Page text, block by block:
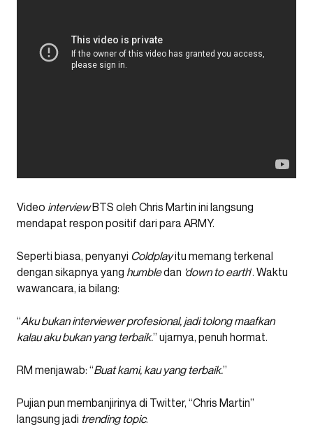
Video interviewBTS oleh Chris Martin ini langsung
mendapat respon positif dari para ARMY.
Seperti biasa, penyanyi Coldplayitu memang terkenal
dengan sikapnya yang humbledan ‘down to earth‘. Waktu
wawancara, ia bilang:
“Aku bukan interviewer profesional, jadi tolong maafkan
kalau aku bukan yang terbaik.” ujarnya, penuh hormat.
RM menjawab: “Buat kami, kau yang terbaik.”
Pujian pun membanjirinya di Twitter, “Chris Martin”
langsung jadi trending topic.